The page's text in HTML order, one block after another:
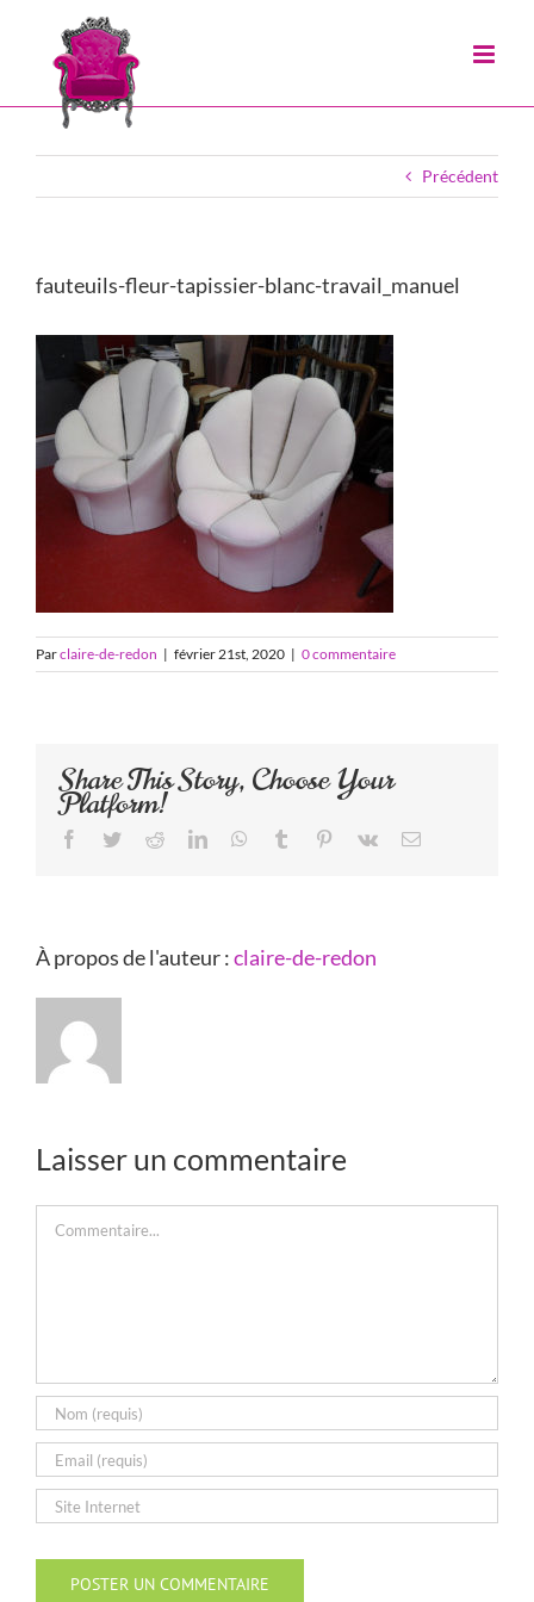
contenu
Précédent
fauteuils-fleur-tapissier-blanc-travail_manuel
Parclaire-de-redon | février 21st, 2020 | 0 commentaire
Share This Story, Choose Your
Platform!
Facebook
TwitterRedditLinkedInWhatsApp
Tumblr Pinterest
Vk Email
À propos de l'auteur :claire-de-redon
Laisser un commentaire